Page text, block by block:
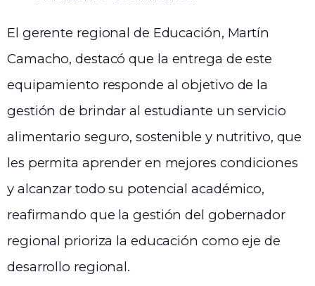
El gerente regional de Educación, Martín
Camacho, destacó que la entrega de este
equipamiento responde al objetivo de la
gestión de brindar al estudiante un servicio
alimentario seguro, sostenible y nutritivo, que
les permita aprender en mejores condiciones
y alcanzar todo su potencial académico,
reafirmando que la gestión del gobernador
regional prioriza la educación como eje de
desarrollo regional.